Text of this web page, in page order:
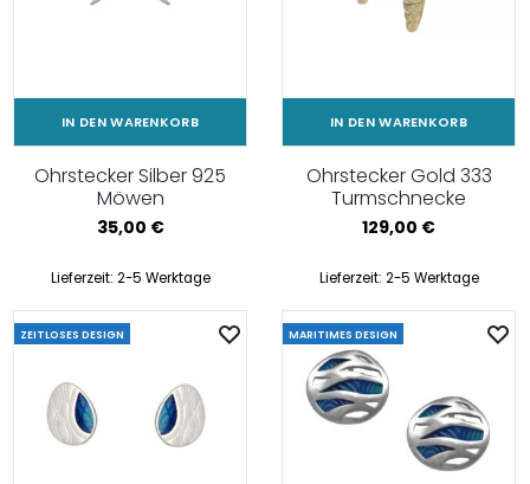
IN DEN WARENKORB
Ohrstecker Silber 925
Möwen
35,00 €
Lieferzeit: 2-5 Werktage
IN DEN WARENKORB
Ohrstecker Gold 333
Turmschnecke
129,00 €
Lieferzeit: 2-5 Werktage
ZEITLOSES DESIGN MARITIMES DESIGN